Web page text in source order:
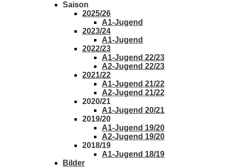
Saison
2025/26
A1-Jugend
2023/24
A1-Jugend
2022/23
A1-Jugend 22/23
A2-Jugend 22/23
2021/22
A1-Jugend 21/22
A2-Jugend 21/22
2020/21
A1-Jugend 20/21
2019/20
A1-Jugend 19/20
A2-Jugend 19/20
2018/19
A1-Jugend 18/19
Bilder